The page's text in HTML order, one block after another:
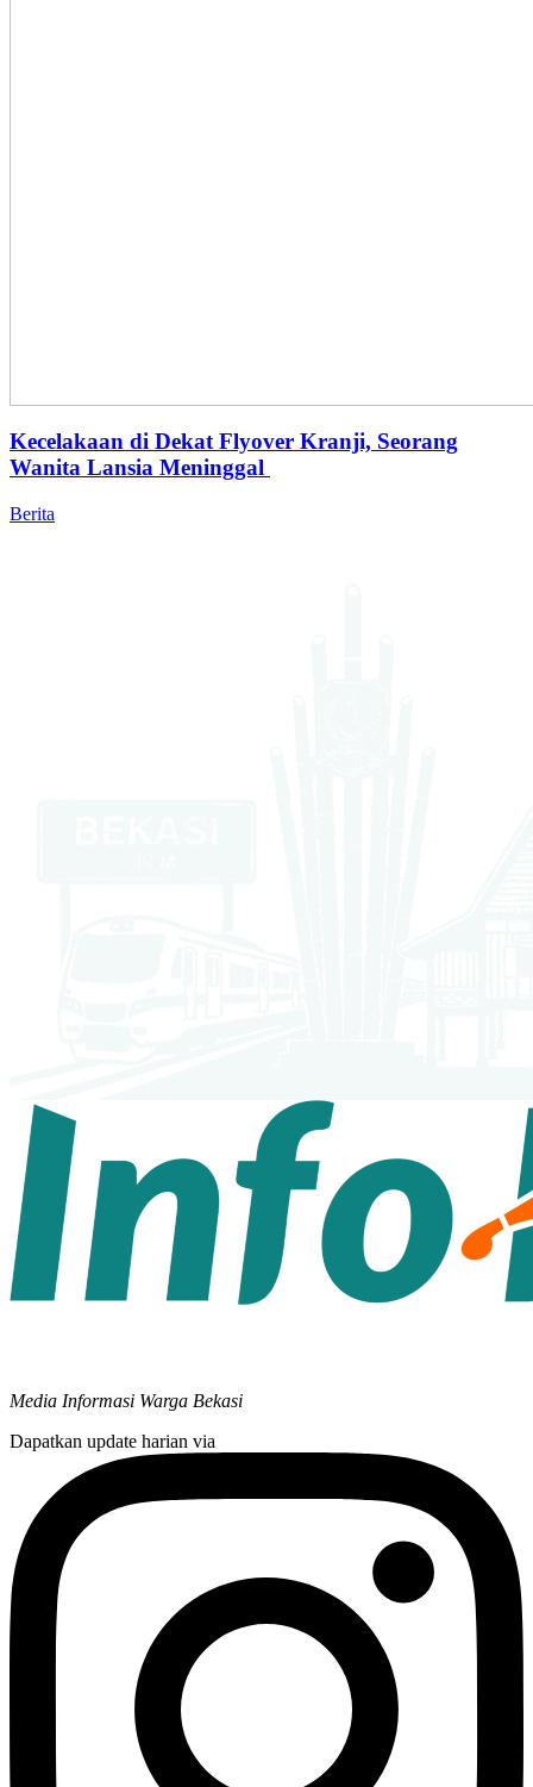
Kecelakaan di Dekat Flyover Kranji, Seorang
Wanita Lansia Meninggal
Berita
Media Informasi Warga Bekasi
Dapatkan update harian via